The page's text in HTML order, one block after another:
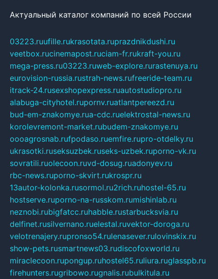
Актуальный каталог компаний по всей России
03223.ruufille.rukrasotata.ruprazdnikdushi.ru
veetbox.rucinemapost.ruciam-fr.rukraft-you.ru
mega-press.ru03223.ruweb-explore.rurastenuya.ru
eurovision-russia.rustrah-news.rufreeride-team.ru
itrack-24.rusexshopexpress.ruautostudiopro.ru
alabuga-cityhotel.rupornv.ruatlantpereezd.ru
bud-em-znakomye.rua-cdc.ruelektrostal-news.ru
korolevremont-market.rubudem-znakomye.ru
oooagrosnab.rufpodaso.ruemfire.rupro-otdelky.ru
ukrasotki.ruseksuzbek.ruseks-uzbek.ruporno-vk.ru
sovratili.ruolecoon.ruvd-dosug.ruadonyev.ru
rbc-news.ruporno-skvirt.rukrospr.ru
13autor-kolonka.rusormol.ru2rich.ruhostel-65.ru
hostserve.ruporno-na-russkom.rumishinlab.ru
neznobi.rubigfatcc.ruhabble.rustarbucksvia.ru
delfinet.rusilvernano.ruelestal.ruvektor-doroga.ru
velotrenajery.rupronso54.rulenasever.rulovinskix.ru
show-pets.rusmartnews03.rudiscofoxworld.ru
miraclecoon.rupongup.ruhostel65.ruliura.ruglasspb.ru
firehunters.rugribowo.rugnalis.rubulkitula.ru